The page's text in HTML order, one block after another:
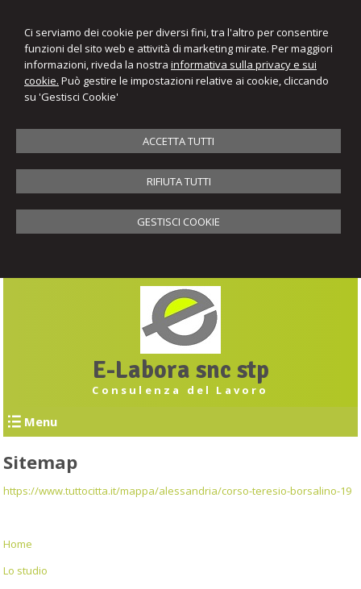
Ci serviamo dei cookie per diversi fini, tra l'altro per consentire
funzioni del sito web e attività di marketing mirate. Per maggiori
informazioni, riveda la nostra informativa sulla privacy e sui
cookie. Può gestire le impostazioni relative ai cookie, cliccando
su 'Gestisci Cookie'
ACCETTA TUTTI
RIFIUTA TUTTI
GESTISCI COOKIE
E-Labora snc stp
Consulenza del Lavoro
Menu
Sitemap
https://www.tuttocitta.it/mappa/alessandria/corso-teresio-borsalino-19
Home
Lo studio